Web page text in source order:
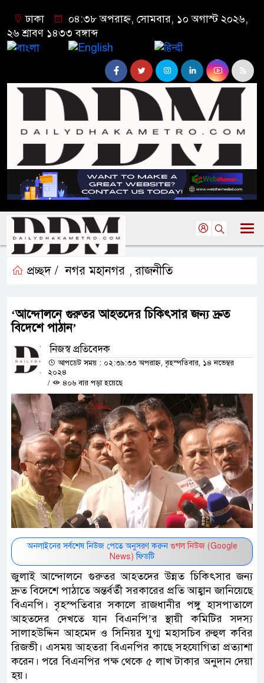
ঢাকা
০৪:৩৮ অপরাহ্ন, সোমবার, ১০ অগাস্ট ২০২৬,
২৬ শ্রাবণ ১৪৩৩ বঙ্গাব্দ
প্রচ্ছদ / নগর মহানগর ,রাজনীতি
‘আন্দোলনে গুরুতর আহতদের চিকিৎসার জন্য দ্রুত
বিদেশে পাঠান’
নিজস্ব প্রতিবেদক
আপডেট সময় : ০২:৩৯:৩৩ অপরাহ্ন, বৃহস্পতিবার, ১৪ নভেম্বর
২০২৪
/
৪০৬ বার পড়া হয়েছে
অনলাইনের সর্বশেষ নিউজ পেতে অনুসরণ করুন গুগল নিউজ (Google
News) ফিডটি
জুলাই আন্দোলনে গুরুতর আহতদের উন্নত চিকিৎসার জন্য
দ্রুত বিদেশে পাঠাতে অন্তর্বর্তী সরকারের প্রতি আহ্বান জানিয়েছে
বিএনপি। বৃহস্পতিবার সকালে রাজধানীর পঙ্গু হাসপাতালে
আহতদের দেখতে যান বিএনপি’র স্থায়ী কমিটির সদস্য
সালাহউদ্দিন আহমেদ ও সিনিয়র যুগ্ম মহাসচিব রুহুল কবির
রিজভী। এসময় আহতরা বিএনপির কাছে সহযোগিতা প্রত্যাশা
করেন। পরে বিএনপির পক্ষ থেকে ৫ লাখ টাকার অনুদান দেয়া
হয়।